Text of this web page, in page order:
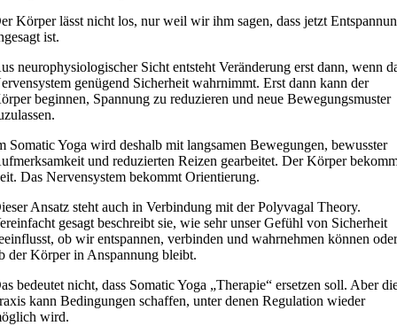
Körper lässt nicht los, nur weil wir ihm sagen, dass jetzt
ist.
neurophysiologischer Sicht entsteht Veränderung erst dann, wenn
genügend Sicherheit wahrnimmt. Erst dann kann der
beginnen, Spannung zu reduzieren und neue Bewegungsmuster
Somatic Yoga wird deshalb mit langsamen Bewegungen, bewusster
und reduzierten Reizen gearbeitet. Der Körper
Das Nervensystem bekommt Orientierung.
Ansatz steht auch in Verbindung mit der Polyvagal Theory.
gesagt beschreibt sie, wie sehr unser Gefühl von Sicherheit
ob wir entspannen, verbinden und wahrnehmen können
der Körper in Anspannung bleibt.
bedeutet nicht, dass Somatic Yoga „Therapie“ ersetzen soll. Aber
kann Bedingungen schaffen, unter denen Regulation wieder
wird.